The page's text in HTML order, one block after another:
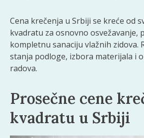
Cena krečenja u Srbiji se kreće od
kvadratu za osnovno osvežavanje,
kompletnu sanaciju vlažnih zidova.
stanja podloge, izbora materijala i
radova.
Prosečne cene
kvadratu u Srbiji